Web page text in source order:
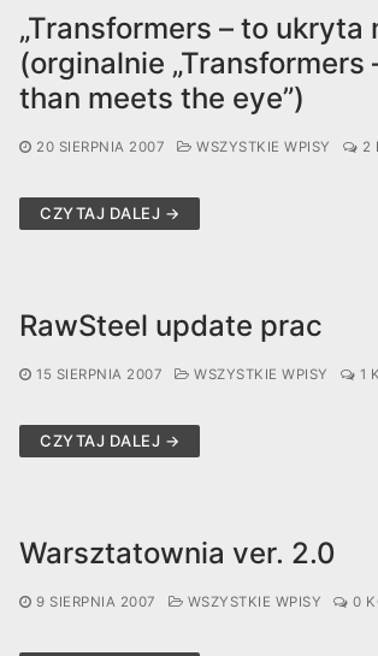
„Transformers – to ukryta
(orginalnie „Transformers
than meets the eye”)
20 SIERPNIA 2007 WSZYSTKIE WPISY 2
CZYTAJ DALEJ →
RawSteel update prac
15 SIERPNIA 2007 WSZYSTKIE WPISY 1
CZYTAJ DALEJ →
Warsztatownia ver. 2.0
9 SIERPNIA 2007 WSZYSTKIE WPISY 0